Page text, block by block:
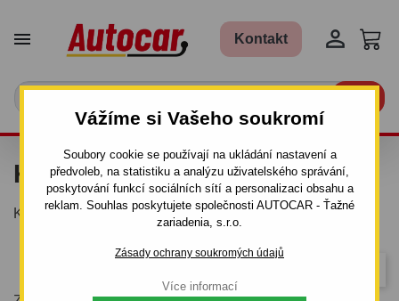
Vážíme si Vašeho soukromí
Soubory cookie se používají na ukládání nastavení a
předvoleb, na statistiku a analýzu uživatelského správání,
poskytování funkcí sociálních sítí a personalizaci obsahu a
reklam. Souhlas poskytujete společnosti AUTOCAR - Ťažné
zariadenia, s.r.o.
Zásady ochrany soukromých údajů
Více informací
 Kontakt 
KITY
Kity k střešním nosičům Aurilis